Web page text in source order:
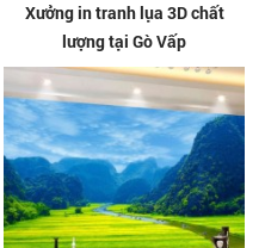
Xưởng in tranh lụa 3D chất
lượng tại Gò Vấp